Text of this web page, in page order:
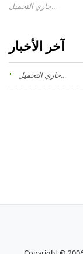
جاري التحميل...
آخر الأخبار
جاري التحميل...